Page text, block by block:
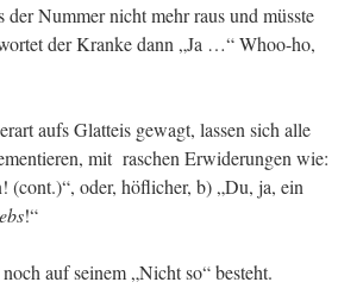
Nummer nicht mehr raus und müsste
der Kranke dann „Ja …“ Whoo-ho,
aufs Glatteis gewagt, lassen sich alle
mit raschen Erwiderungen wie:
(cont.)“, oder, höflicher, b) „Du, ja, ein
!“
auf seinem „Nicht so“ besteht.